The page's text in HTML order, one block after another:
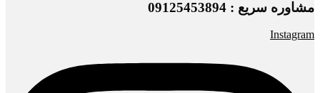
مشاوره سریع : 09125453894
Instagram